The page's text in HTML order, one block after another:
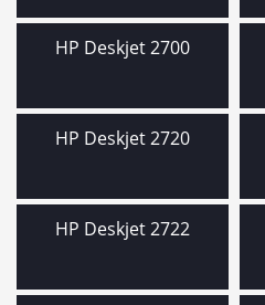
HP Deskjet 2700
HP Deskjet 2720
HP Deskjet 2722